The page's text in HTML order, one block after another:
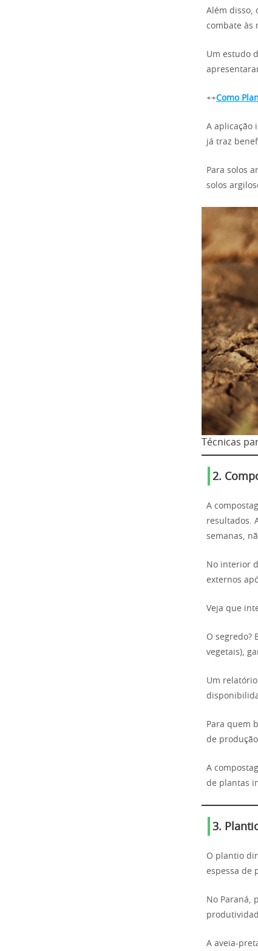
Além disso,
combate às
Um estudo
++Como
A aplicação
já traz
Para solos
solos
Técnicas
2.
A
resultados.
semanas,
No interior
externos
Veja que
O segredo?
vegetais),
Um
Para quem
de
A
de plantas
3.
O plantio
espessa de
No Paraná,
A aveia-